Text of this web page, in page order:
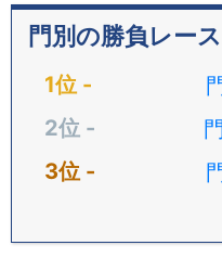
門別の勝負レース